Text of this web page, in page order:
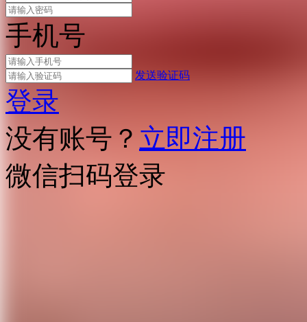
手机号
发送验证码
登录
没有账号？ 立即注册
微信扫码登录